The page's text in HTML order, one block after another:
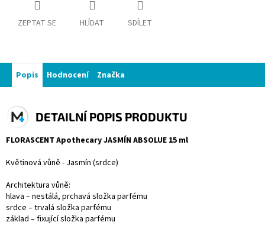
ZEPTAT SE HLÍDAT SDÍLET
Popis Hodnocení Značka
DETAILNÍ POPIS PRODUKTU
FLORASCENT Apothecary JASMÍN ABSOLUE 15 ml
Květinová vůně - Jasmín (srdce)
Architektura vůně:
hlava – nestálá, prchavá složka parfému
srdce – trvalá složka parfému
základ – fixující složka parfému